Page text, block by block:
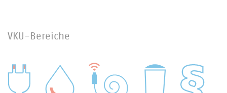
VKU-Bereiche